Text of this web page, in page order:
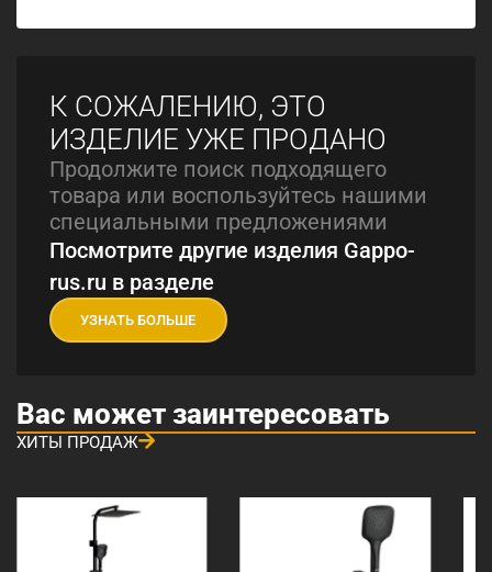
К СОЖАЛЕНИЮ, ЭТО
ИЗДЕЛИЕ УЖЕ ПРОДАНО
Продолжите поиск подходящего
товара или воспользуйтесь нашими
специальными предложениями
Посмотрите другие изделия Gappo-
rus.ru в разделе
УЗНАТЬ БОЛЬШЕ
Вас может заинтересовать
ХИТЫ ПРОДАЖ